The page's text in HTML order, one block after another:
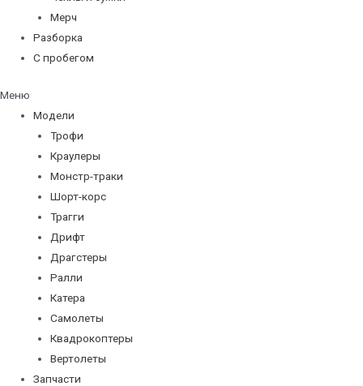
Мерч
Разборка
С пробегом
Меню
Модели
Трофи
Краулеры
Монстр-траки
Шорт-корс
Трагги
Дрифт
Драгстеры
Ралли
Катера
Самолеты
Квадрокоптеры
Вертолеты
Запчасти